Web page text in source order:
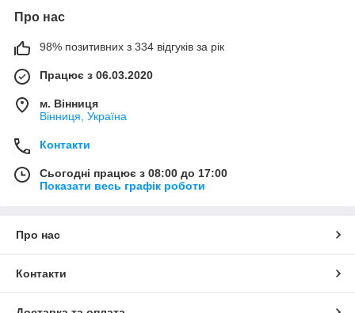
Про нас
98% позитивних з 334 відгуків за рік
Працює з 06.03.2020
м. Вінниця
Вінниця, Україна
Контакти
Сьогодні працює з 08:00 до 17:00
Показати весь графік роботи
Про нас
Контакти